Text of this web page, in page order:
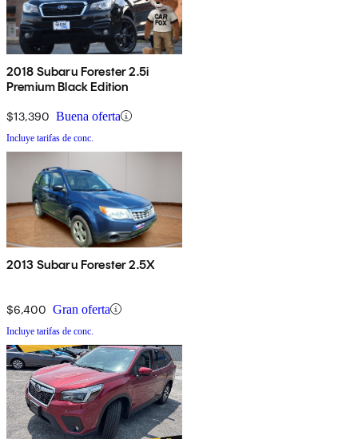
2018 Subaru Forester 2.5i
Premium Black Edition
$13,390 Buena oferta
Incluye tarifas de conc.
2013 Subaru Forester 2.5X
$6,400 Gran oferta
Incluye tarifas de conc.